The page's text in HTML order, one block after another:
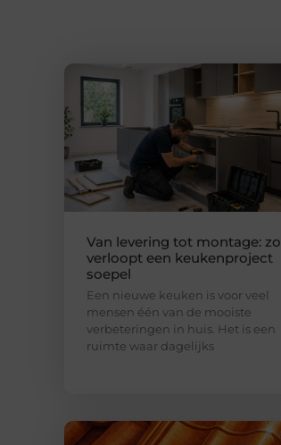
Van levering tot montage: zo
verloopt een keukenproject
soepel
Een nieuwe keuken is voor veel
mensen één van de mooiste
verbeteringen in huis. Het is een
ruimte waar dagelijks